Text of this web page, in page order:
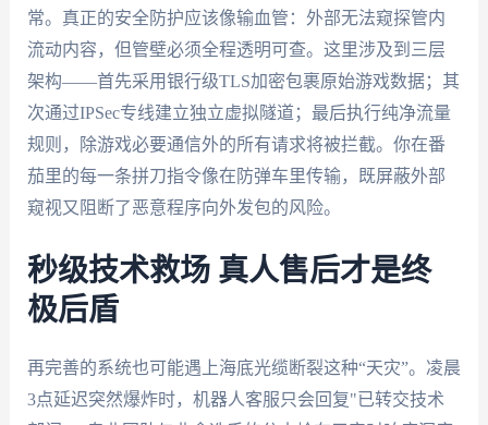
常。真正的安全防护应该像输血管：外部无法窥探管内
流动内容，但管壁必须全程透明可查。这里涉及到三层
架构——首先采用银行级TLS加密包裹原始游戏数据；其
次通过IPSec专线建立独立虚拟隧道；最后执行纯净流量
规则，除游戏必要通信外的所有请求将被拦截。你在番
茄里的每一条拼刀指令像在防弹车里传输，既屏蔽外部
窥视又阻断了恶意程序向外发包的风险。
秒级技术救场 真人售后才是终
极后盾
再完善的系统也可能遇上海底光缆断裂这种“天灾”。凌晨
3点延迟突然爆炸时，机器人客服只会回复"已转交技术